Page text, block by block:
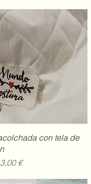
Vista rápidacon tela de
3,00 €
oferta